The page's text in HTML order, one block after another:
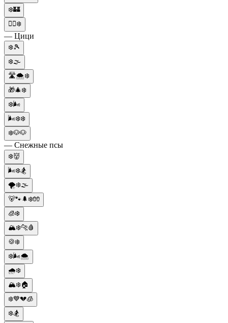
❄️🏰
🧟‍♀️❄️
— Цици
❄️🎾
❄️🌫️
🛣🌨❄️
🎁🎄❄️
❄️🌬️
🌬️❄️❄️
❄️🐶🐶
— Снежные псы
❄️👹
🌬️❄️🏂
🌪️❄️🌫️
🐻🐾🌲❄️🧤
🧊❄️
🏔️❄️🐆🩸
🍪❄️
❄️🌬️🌨️
🌧️❄️
🏔️❄️🏠
❄️💙💔🧊
❄️🏂